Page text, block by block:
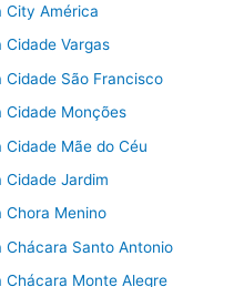
City América
Vargas
São Francisco
Cidade Monções
Mãe do Céu
Cidade Jardim
Chora Menino
Chácara Santo Antonio
Chácara Monte Alegre